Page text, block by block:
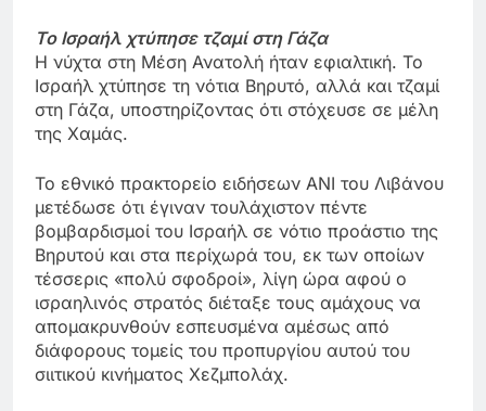
Το Ισραήλ χτύπησε τζαμί στη Γάζα
Η νύχτα στη Μέση Ανατολή ήταν εφιαλτική. Το
Ισραήλ χτύπησε τη νότια Βηρυτό, αλλά και τζαμί
στη Γάζα, υποστηρίζοντας ότι στόχευσε σε μέλη
της Χαμάς.
Το εθνικό πρακτορείο ειδήσεων ANI του Λιβάνου
μετέδωσε ότι έγιναν τουλάχιστον πέντε
βομβαρδισμοί του Ισραήλ σε νότιο προάστιο της
Βηρυτού και στα περίχωρά του, εκ των οποίων
τέσσερις «πολύ σφοδροί», λίγη ώρα αφού ο
ισραηλινός στρατός διέταξε τους αμάχους να
απομακρυνθούν εσπευσμένα αμέσως από
διάφορους τομείς του προπυργίου αυτού του
σιιτικού κινήματος Χεζμπολάχ.